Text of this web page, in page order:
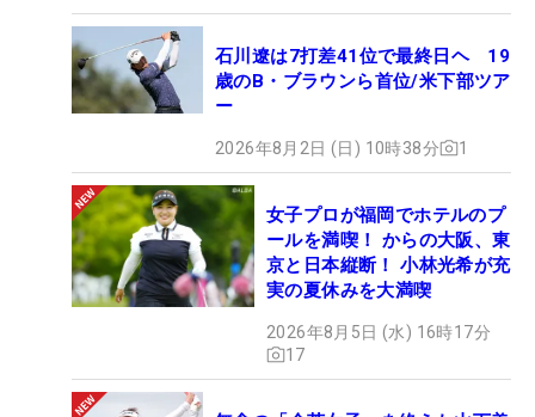
石川遼は7打差41位で最終日ヘ 19
歳のB・ブラウンら首位/米下部ツア
ー
2026年8月2日 (日) 10時38分 1
女子プロが福岡でホテルのプ
ールを満喫！ からの大阪、東
京と日本縦断！ 小林光希が充
実の夏休みを大満喫
2026年8月5日 (水) 16時17分
17